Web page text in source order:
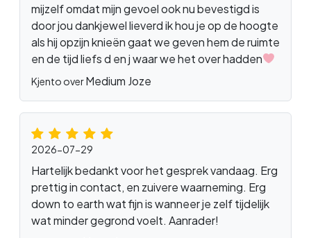
mijzelf omdat mijn gevoel ook nu bevestigd is
door jou dankjewel lieverd ik hou je op de hoogte
als hij opzijn knieën gaat we geven hem de ruimte
en de tijd liefs d en j waar we het over hadden
Kjento overMedium Joze
2026-07-29
Hartelijk bedankt voor het gesprek vandaag. Erg
prettig in contact, en zuivere waarneming. Erg
down to earth wat fijn is wanneer je zelf tijdelijk
wat minder gegrond voelt. Aanrader!